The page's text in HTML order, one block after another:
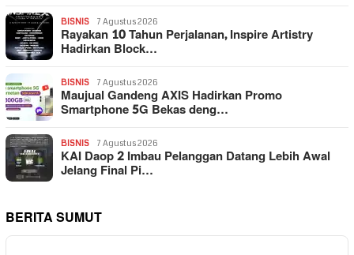
BISNIS 7 Agustus 2026
Rayakan 10 Tahun Perjalanan, Inspire Artistry
Hadirkan Block…
BISNIS 7 Agustus 2026
Maujual Gandeng AXIS Hadirkan Promo
Smartphone 5G Bekas deng…
BISNIS 7 Agustus 2026
KAI Daop 2 Imbau Pelanggan Datang Lebih Awal
Jelang Final Pi…
BERITA SUMUT